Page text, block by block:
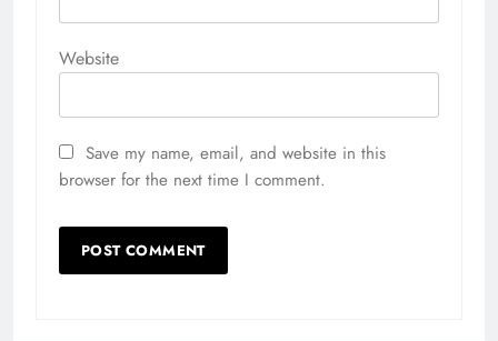
Website
Save my name, email, and website in this
browser for the next time I comment.